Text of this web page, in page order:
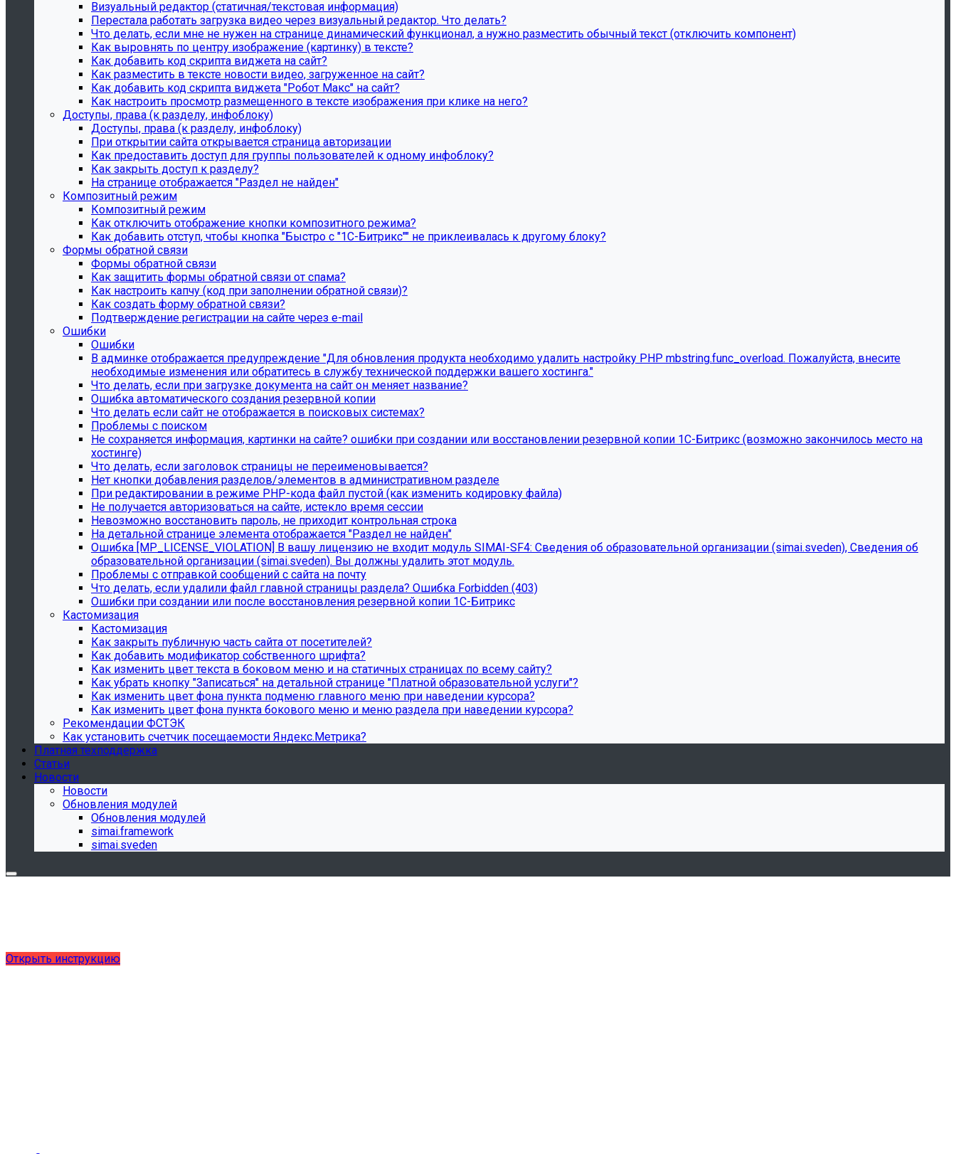
Визуальный редактор (статичная/текстовая информация)
Перестала работать загрузка видео через визуальный редактор. Что делать?
Что делать, если мне не нужен на странице динамический функционал, а нужно разместить обычный текст (отключить компонент)
Как выровнять по центру изображение (картинку) в тексте?
Как добавить код скрипта виджета на сайт?
Как разместить в тексте новости видео, загруженное на сайт?
Как добавить код скрипта виджета "Робот Макс" на сайт?
Как настроить просмотр размещенного в тексте изображения при клике на него?
Доступы, права (к разделу, инфоблоку)
Доступы, права (к разделу, инфоблоку)
При открытии сайта открывается страница авторизации
Как предоставить доступ для группы пользователей к одному инфоблоку?
Как закрыть доступ к разделу?
На странице отображается "Раздел не найден"
Композитный режим
Композитный режим
Как отключить отображение кнопки композитного режима?
Как добавить отступ, чтобы кнопка "Быстро с "1С-Битрикс"" не приклеивалась к другому блоку?
Формы обратной связи
Формы обратной связи
Как защитить формы обратной связи от спама?
Как настроить капчу (код при заполнении обратной связи)?
Как создать форму обратной связи?
Подтверждение регистрации на сайте через e-mail
Ошибки
Ошибки
В админке отображается предупреждение "Для обновления продукта необходимо удалить настройку PHP mbstring.func_overload. Пожалуйста, внесите
необходимые изменения или обратитесь в службу технической поддержки вашего хостинга."
Что делать, если при загрузке документа на сайт он меняет название?
Ошибка автоматического создания резервной копии
Что делать если сайт не отображается в поисковых системах?
Проблемы с поиском
Не сохраняется информация, картинки на сайте? ошибки при создании или восстановлении резервной копии 1С-Битрикс (возможно закончилось место на
хостинге)
Что делать, если заголовок страницы не переименовывается?
Нет кнопки добавления разделов/элементов в административном разделе
При редактировании в режиме PHP-кода файл пустой (как изменить кодировку файла)
Не получается авторизоваться на сайте, истекло время сессии
Невозможно восстановить пароль, не приходит контрольная строка
На детальной странице элемента отображается "Раздел не найден"
Ошибка [MP_LICENSE_VIOLATION] В вашу лицензию не входит модуль SIMAI-SF4: Сведения об образовательной организации (simai.sveden), Сведения об
образовательной организации (simai.sveden). Вы должны удалить этот модуль.
Проблемы с отправкой сообщений с сайта на почту
Что делать, если удалили файл главной страницы раздела? Ошибка Forbidden (403)
Ошибки при создании или после восстановления резервной копии 1С-Битрикс
Кастомизация
Кастомизация
Как закрыть публичную часть сайта от посетителей?
Как добавить модификатор собственного шрифта?
Как изменить цвет текста в боковом меню и на статичных страницах по всему сайту?
Как убрать кнопку "Записаться" на детальной странице "Платной образовательной услуги"?
Как изменить цвет фона пункта подменю главного меню при наведении курсора?
Как изменить цвет фона пункта бокового меню и меню раздела при наведении курсора?
Рекомендации ФСТЭК
Как установить счетчик посещаемости Яндекс.Метрика?
Платная техподдержка
Статьи
Новости
Новости
Обновления модулей
Обновления модулей
simai.framework
simai.sveden
Открыть инструкцию